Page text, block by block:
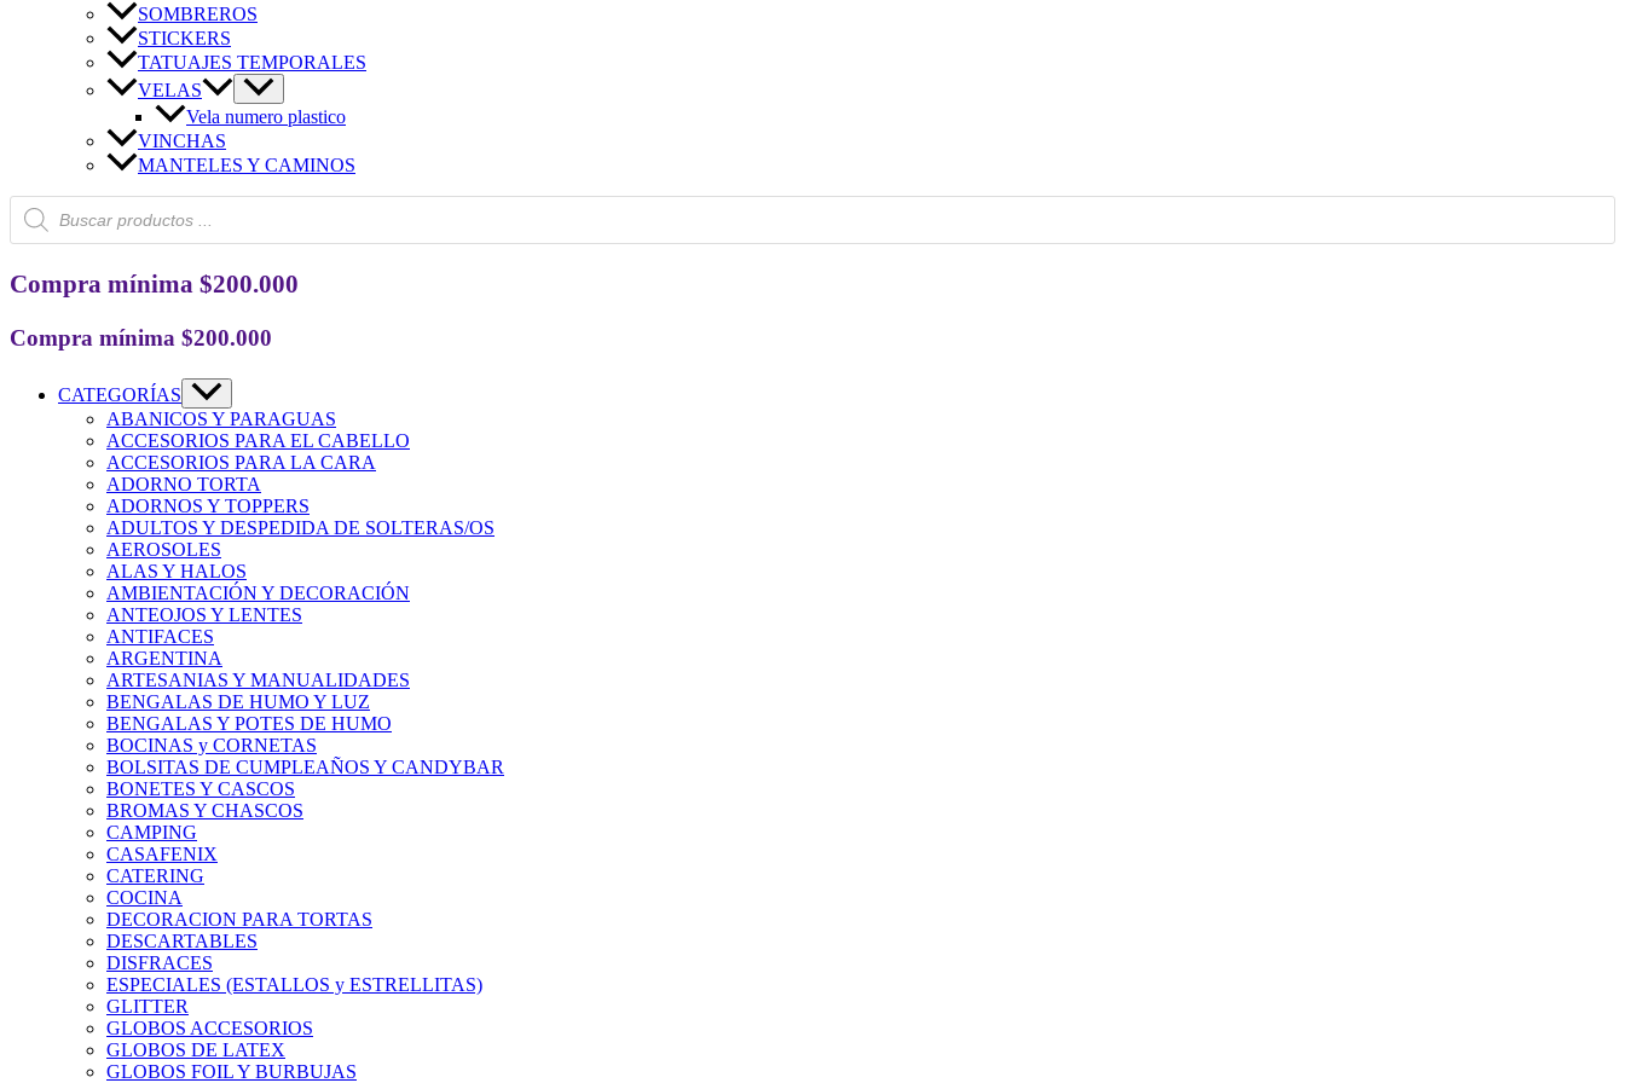
SOMBREROS
STICKERS
TATUAJES TEMPORALES
VELAS
Vela numero plastico
VINCHAS
MANTELES Y CAMINOS
Búsqueda
de
productos
Compra mínima $200.000
Compra mínima $200.000
CATEGORÍAS
ABANICOS Y PARAGUAS
ACCESORIOS PARA EL CABELLO
ACCESORIOS PARA LA CARA
ADORNO TORTA
ADORNOS Y TOPPERS
ADULTOS Y DESPEDIDA DE SOLTERAS/OS
AEROSOLES
ALAS Y HALOS
AMBIENTACIÓN Y DECORACIÓN
ANTEOJOS Y LENTES
ANTIFACES
ARGENTINA
ARTESANIAS Y MANUALIDADES
BENGALAS DE HUMO Y LUZ
BENGALAS Y POTES DE HUMO
BOCINAS y CORNETAS
BOLSITAS DE CUMPLEAÑOS Y CANDYBAR
BONETES Y CASCOS
BROMAS Y CHASCOS
CAMPING
CASAFENIX
CATERING
COCINA
DECORACION PARA TORTAS
DESCARTABLES
DISFRACES
ESPECIALES (ESTALLOS y ESTRELLITAS)
GLITTER
GLOBOS ACCESORIOS
GLOBOS DE LATEX
GLOBOS FOIL Y BURBUJAS